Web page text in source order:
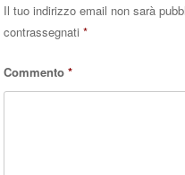
Il tuo indirizzo email non sarà
contrassegnati*
Commento*